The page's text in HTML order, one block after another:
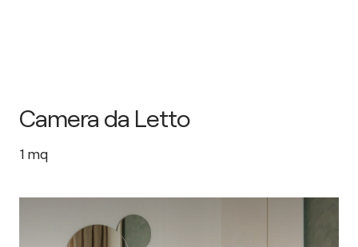
Camera da Letto
1 mq